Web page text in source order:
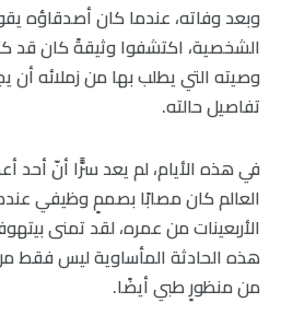
وبعد وفاته، عندما كان أصدقاؤه
الشخصية، اكتشفوا وثيقةً كان قد
وصيته التي يطلب بها من زملائه أن
تفاصيل حالته.
في هذه الأيام، لم يعد سرًّا أنّ أحد
العالم كان مصابًا بصممٍ وظيفي
الأربعينات من عمره، لقد تمنى
هذه الحادثة المأساوية ليس فقط
من منظورٍ طبي أيضًا.